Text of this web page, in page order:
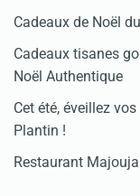
Cadeaux de Noël
Cadeaux tisanes
Noël Authentique
Cet été, éveillez
Plantin !
Restaurant Majouja